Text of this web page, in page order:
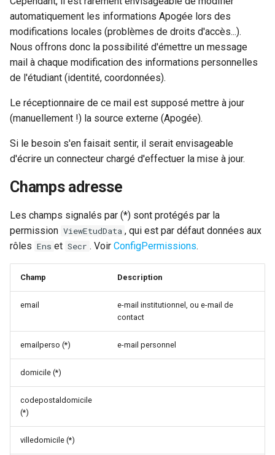
o
n
d
e
l
a
r
e
h
e
Jurys (BUT)
Exports des résultats BUT
vers Apogée
Préférences ScoDoc
Préférences d’affichage
(noms)
Sauvegardes des bases
Modélisation des parcours
BUT
Génération de bulletins PDF
Installer un serveur de
développement
Assiduité (développeurs)
Anciennes pages
caduques (historique)
/ ScoDoc 9.6
Assiduités : migration à
de ScoDoc 9.5
automatiquement les informations Apogée lors des
modifications locales (problèmes de droits d'accès...).
Nous offrons donc la possibilité d'émettre un message
mail à chaque modification des informations personnelles
de l'étudiant (identité, coordonnées).
Le réceptionnaire de ce mail est supposé mettre à jour
(manuellement !) la source externe (Apogée).
Si le besoin s'en faisait sentir, il serait envisageable
d'écrire un connecteur chargé d'effectuer la mise à jour.
Champs adresse
Les champs signalés par (*) sont protégés par la
permission ViewEtudData , qui est par défaut données aux
rôles Ens et Secr . Voir ConfigPermissions.
Champ Description
email
e-mail institutionnel, ou e-mail de
contact
emailperso (*) e-mail personnel
domicile (*)
codepostaldomicile
(*)
villedomicile (*)